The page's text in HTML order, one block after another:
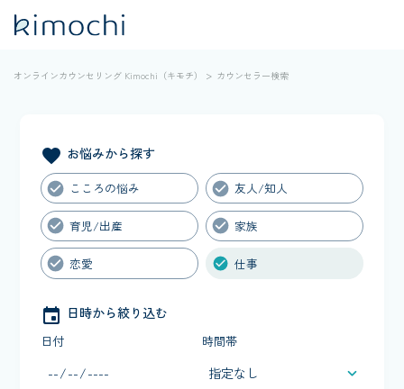
オンラインカウンセリング Kimochi（キモチ） カウンセラー検索
favorite お悩みから探す
こころの悩み 友人/知人
育児/出産 家族
恋愛 仕事
event 日時から絞り込む
日付 時間帯